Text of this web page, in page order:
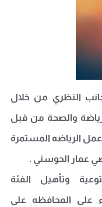
النظري من خلال
والصحة من قبل
الرياضه المستمرة
عمار الحوسني .
وتأهيل الفئة
على المحافظه على